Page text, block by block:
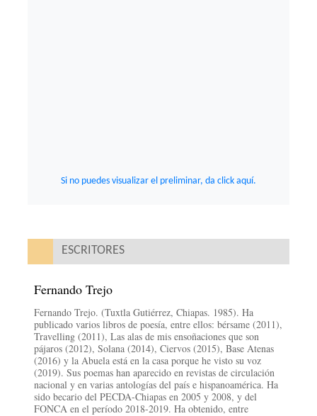
Si no puedes visualizar el preliminar, da click aquí.
ESCRITORES
Fernando Trejo
Fernando Trejo. (Tuxtla Gutiérrez, Chiapas. 1985). Ha
publicado varios libros de poesía, entre ellos: bérsame (2011),
Travelling (2011), Las alas de mis ensoñaciones que son
pájaros (2012), Solana (2014), Ciervos (2015), Base Atenas
(2016) y la Abuela está en la casa porque he visto su voz
(2019). Sus poemas han aparecido en revistas de circulación
nacional y en varias antologías del país e hispanoamérica. Ha
sido becario del PECDA-Chiapas en 2005 y 2008, y del
FONCA en el período 2018-2019. Ha obtenido, entre